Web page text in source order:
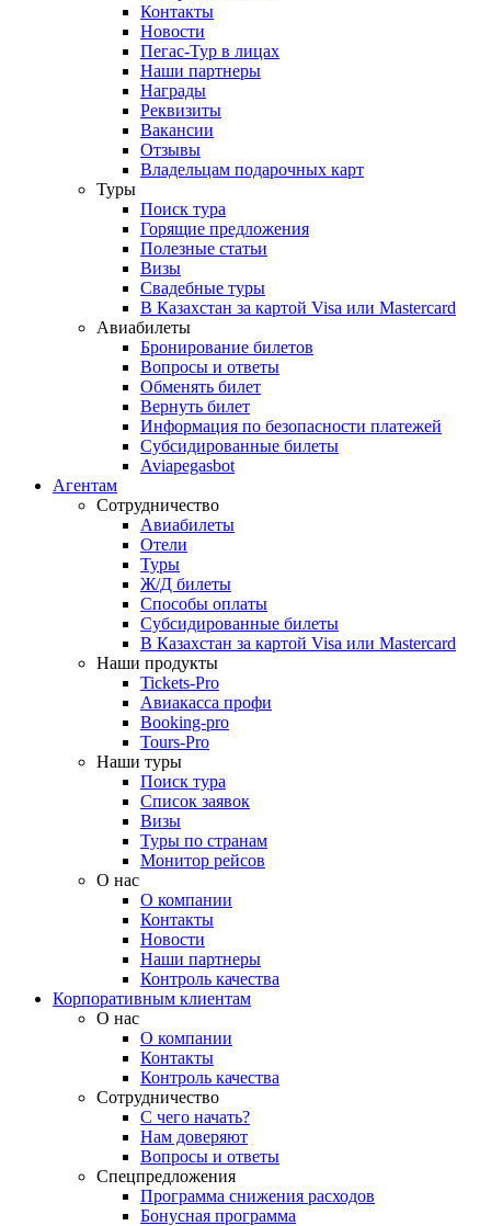
Контакты
Новости
Пегас-Тур в лицах
Наши партнеры
Награды
Реквизиты
Вакансии
Отзывы
Владельцам подарочных карт
Туры
Поиск тура
Горящие предложения
Полезные статьи
Визы
Свадебные туры
В Казахстан за картой Visa или Masterсard
Авиабилеты
Бронирование билетов
Вопросы и ответы
Обменять билет
Вернуть билет
Информация по безопасности платежей
Субсидированные билеты
Aviapegasbot
Агентам
Сотрудничество
Авиабилеты
Отели
Туры
Ж/Д билеты
Способы оплаты
Субсидированные билеты
В Казахстан за картой Visa или Masterсard
Наши продукты
Tickets-Pro
Авиакасса профи
Booking-pro
Tours-Pro
Наши туры
Поиск тура
Список заявок
Визы
Туры по странам
Монитор рейсов
О нас
О компании
Контакты
Новости
Наши партнеры
Контроль качества
Корпоративным клиентам
О нас
О компании
Контакты
Контроль качества
Сотрудничество
С чего начать?
Нам доверяют
Вопросы и ответы
Спецпредложения
Программа снижения расходов
Бонусная программа